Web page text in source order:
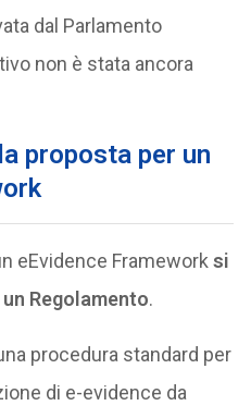
dal Parlamento
non è stata ancora
proposta per un
eEvidence Framework si
Regolamento.
procedura standard per
di e-evidence da